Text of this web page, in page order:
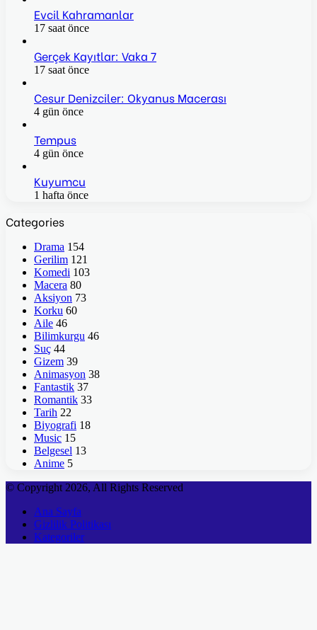
Evcil Kahramanlar
17 saat önce
Gerçek Kayıtlar: Vaka 7
17 saat önce
Cesur Denizciler: Okyanus Macerası
4 gün önce
Tempus
4 gün önce
Kuyumcu
1 hafta önce
Categories
Drama 154
Gerilim 121
Komedi 103
Macera 80
Aksiyon 73
Korku 60
Aile 46
Bilimkurgu 46
Suç 44
Gizem 39
Animasyon 38
Fantastik 37
Romantik 33
Tarih 22
Biyografi 18
Music 15
Belgesel 13
Anime 5
© Copyright 2026, All Rights Reserved
Ana Sayfa
Gizlilik Politikası
Kategoriler